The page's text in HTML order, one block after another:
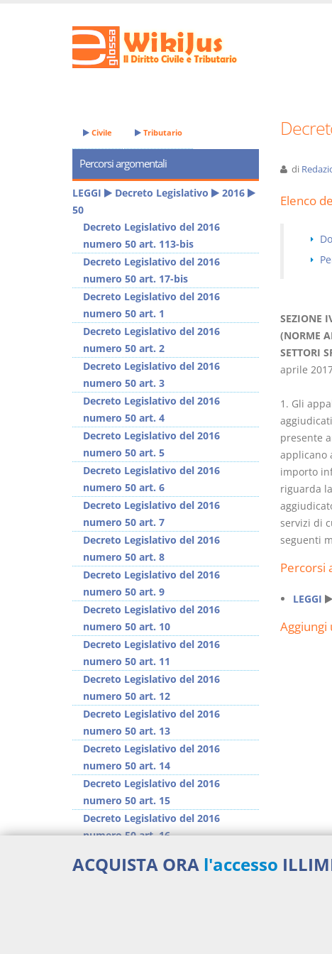
di
Elenco
SEZIONE
(NORME
SETTORI
aprile
1. Gli
presente
applicano
importo
riguarda
servizi di
seguenti
Percorsi
LEGGI
Civile Tributario
Percorsi argomentali
LEGGI Decreto Legislativo
2016
50
Decreto Legislativo del 2016
numero 50 art. 113-bis
Decreto Legislativo del 2016
numero 50 art. 17-bis
Decreto Legislativo del 2016
numero 50 art. 1
Decreto Legislativo del 2016
numero 50 art. 2
Decreto Legislativo del 2016
numero 50 art. 3
Decreto Legislativo del 2016
numero 50 art. 4
Decreto Legislativo del 2016
numero 50 art. 5
Decreto Legislativo del 2016
numero 50 art. 6
Decreto Legislativo del 2016
numero 50 art. 7
Decreto Legislativo del 2016
numero 50 art. 8
Decreto Legislativo del 2016
numero 50 art. 9
Decreto Legislativo del 2016
numero 50 art. 10
Decreto Legislativo del 2016
numero 50 art. 11
Decreto Legislativo del 2016
numero 50 art. 12
Decreto Legislativo del 2016
numero 50 art. 13
Decreto Legislativo del 2016
numero 50 art. 14
Decreto Legislativo del 2016
numero 50 art. 15
Decreto Legislativo del 2016
numero 50 art. 16
numero 50 art. 17
ACQUISTA ORA l'accesso